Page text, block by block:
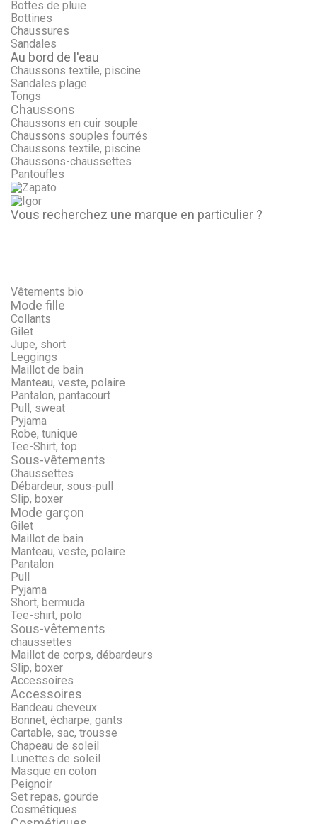
Bottes de pluie
Bottines
Chaussures
Sandales
Au bord de l'eau
Chaussons textile, piscine
Sandales plage
Tongs
Chaussons
Chaussons en cuir souple
Chaussons souples fourrés
Chaussons textile, piscine
Chaussons-chaussettes
Pantoufles
Vous recherchez une marque en particulier ?
Vêtements bio
Mode fille
Collants
Gilet
Jupe, short
Leggings
Maillot de bain
Manteau, veste, polaire
Pantalon, pantacourt
Pull, sweat
Pyjama
Robe, tunique
Tee-Shirt, top
Sous-vêtements
Chaussettes
Débardeur, sous-pull
Slip, boxer
Mode garçon
Gilet
Maillot de bain
Manteau, veste, polaire
Pantalon
Pull
Pyjama
Short, bermuda
Tee-shirt, polo
Sous-vêtements
chaussettes
Maillot de corps, débardeurs
Slip, boxer
Accessoires
Accessoires
Bandeau cheveux
Bonnet, écharpe, gants
Cartable, sac, trousse
Chapeau de soleil
Lunettes de soleil
Masque en coton
Peignoir
Set repas, gourde
Cosmétiques